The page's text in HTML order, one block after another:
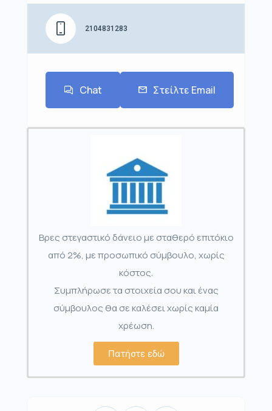
2104831283
Chat Στείλτε Email
Βρες στεγαστικό δάνειο με σταθερό επιτόκιο
από 2%, με προσωπικό σύμβουλο, χωρίς
κόστος.
Συμπλήρωσε τα στοιχεία σου και ένας
σύμβουλος θα σε καλέσει χωρίς καμία
χρέωση.
Πατήστε εδώ